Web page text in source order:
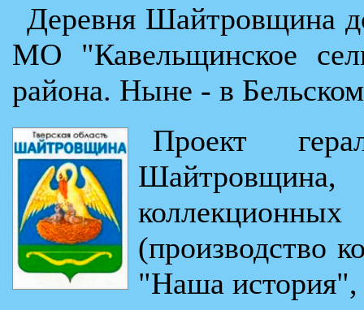
Деревня Шайтровщина
МО "Кавельщинское
района. Ныне - в
Проект
(производство
"Наша история",